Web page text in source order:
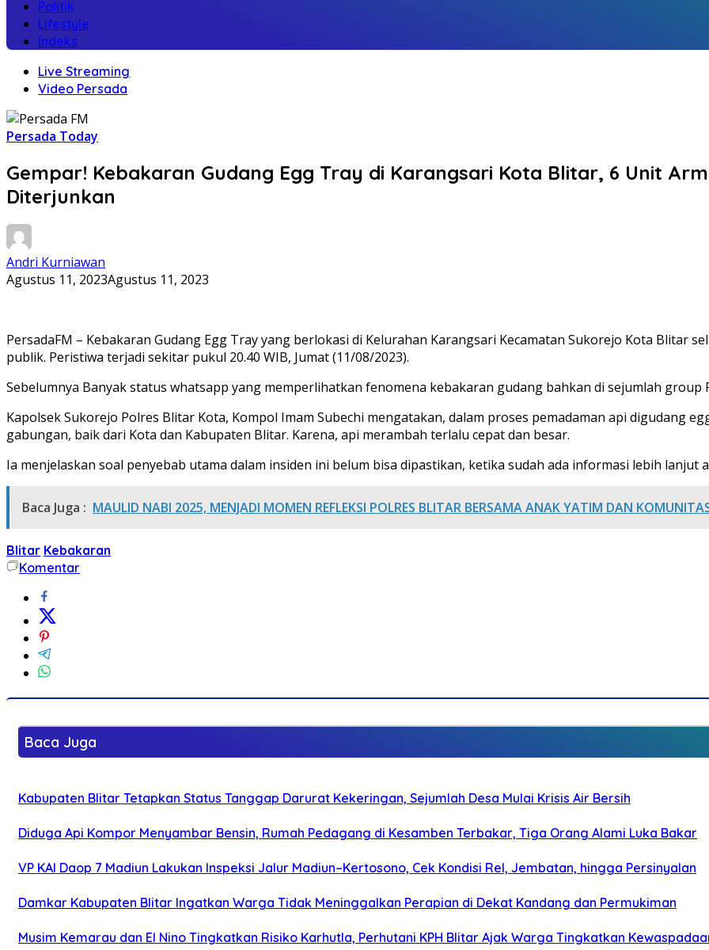
Politik
Lifestyle
Indeks
Live Streaming
Video Persada
Persada Today
Gempar! Kebakaran Gudang Egg Tray di Karangsari Kota Blitar, 6 Unit
Diterjunkan
Andri Kurniawan
Agustus 11, 2023Agustus 11, 2023
PersadaFM – Kebakaran Gudang Egg Tray yang berlokasi di Kelurahan Karangsari Kecamatan Sukorejo Kota Blitar
publik. Peristiwa terjadi sekitar pukul 20.40 WIB, Jumat (11/08/2023).
Sebelumnya Banyak status whatsapp yang memperlihatkan fenomena kebakaran gudang bahkan di sejumlah
Kapolsek Sukorejo Polres Blitar Kota, Kompol Imam Subechi mengatakan, dalam proses pemadaman api digudang
gabungan, baik dari Kota dan Kabupaten Blitar. Karena, api merambah terlalu cepat dan besar.
Ia menjelaskan soal penyebab utama dalam insiden ini belum bisa dipastikan, ketika sudah ada informasi lebih
Baca Juga : MAULID NABI 2025, MENJADI MOMEN REFLEKSI POLRES BLITAR BERSAMA ANAK YATIM DAN
Blitar Kebakaran
Komentar
Baca Juga
Kabupaten Blitar Tetapkan Status Tanggap Darurat Kekeringan, Sejumlah Desa Mulai Krisis Air Bersih
Diduga Api Kompor Menyambar Bensin, Rumah Pedagang di Kesamben Terbakar, Tiga Orang Alami Luka Bakar
VP KAI Daop 7 Madiun Lakukan Inspeksi Jalur Madiun–Kertosono, Cek Kondisi Rel, Jembatan, hingga Persinyalan
Damkar Kabupaten Blitar Ingatkan Warga Tidak Meninggalkan Perapian di Dekat Kandang dan Permukiman
Musim Kemarau dan El Nino Tingkatkan Risiko Karhutla, Perhutani KPH Blitar Ajak Warga Tingkatkan